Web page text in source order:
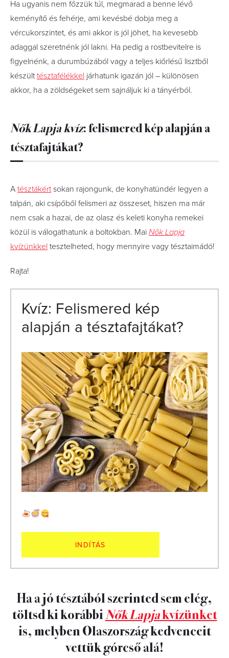
Ha ugyanis nem főzzük túl, megmarad a benne lévő
keményítő és fehérje, ami kevésbé dobja meg a
vércukorszintet, és ami akkor is jól jöhet, ha kevesebb
adaggal szeretnénk jól lakni. Ha pedig a rostbevitelre is
figyelnénk, a durumbúzából vagy a teljes kiőrlésű lisztből
készülttésztafélékkel járhatunk igazán jól – különösen
akkor, ha a zöldségeket sem sajnáljuk ki a tányérból.
Nők Lapja kvíz: felismered kép alapján a
tésztafajtákat?
A tésztákértsokan rajongunk, de konyhatündér legyen a
talpán, aki csípőből felismeri az összeset, hiszen ma már
nem csak a hazai, de az olasz és keleti konyha remekei
közül is válogathatunk a boltokban. Mai Nők Lapja
kvízünkkel tesztelheted, hogy mennyire vagy tésztaimádó!
Rajta!
Kvíz: Felismered kép
alapján a tésztafajtákat?
INDÍTÁS
Ha a jó tésztából szerinted sem elég,
töltsd ki korábbiNők Lapjakvízünket
is, melyben Olaszország kedvenceit
vettük górcső alá!